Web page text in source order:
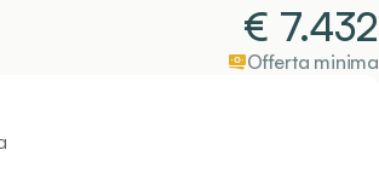
€ 7.432
Offerta minima